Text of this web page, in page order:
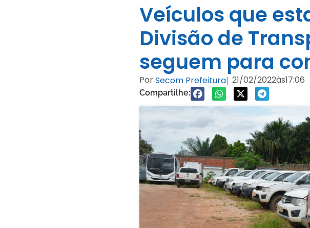
Veículos que
Divisão de
seguem para
PorSecom Prefeitura| 21/02/2022às17:06
Compartilhe: